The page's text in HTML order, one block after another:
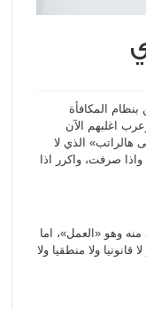
بنظام المكافأة
وعرب اغلبهم الآن
الذي لا
صرفت، واكرر اذا
وهو «العمل»، اما
ولا منطقيا ولا